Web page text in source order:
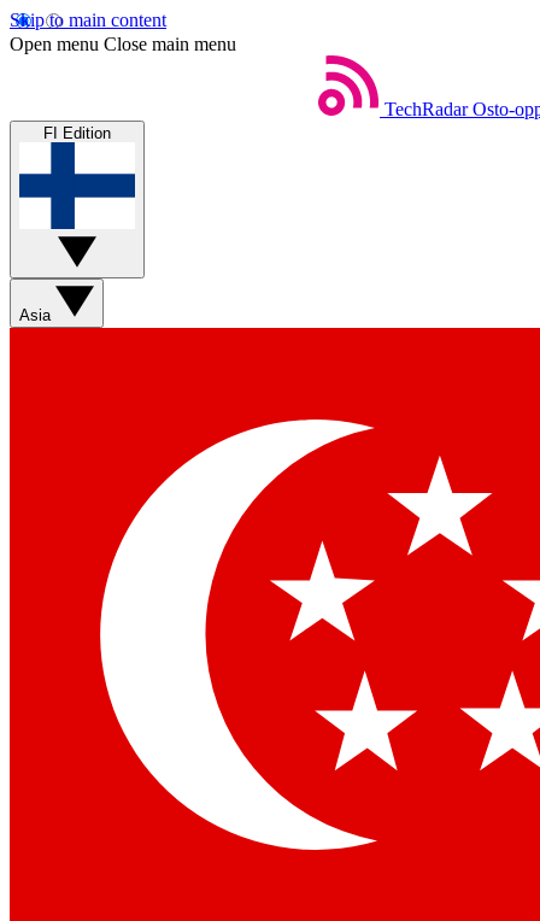
Skip to main content
Open menu Close main menu
TechRadar Osto-
FI Edition
Asia